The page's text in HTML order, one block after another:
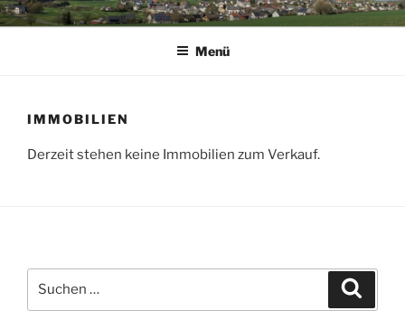
Zum
InhaltGEMEINDE HUPPERATH
Herzlich Willkommen auf der Homepage der Gemeinde Hupperath.
Menü
IMMOBILIEN
Derzeit stehen keine Immobilien zum Verkauf.
nach: